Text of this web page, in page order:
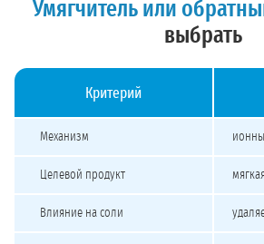
Умягчитель или
выбрать
Критерий
Механизм
Целевой продукт
Влияние на соли